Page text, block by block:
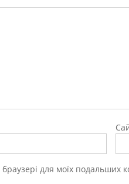
для моїх подальших